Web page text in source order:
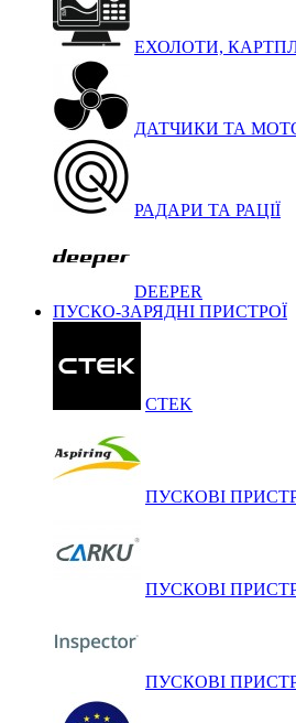
ЕХОЛОТИ,
ДАТЧИКИ ТА
РАДАРИ ТА РАЦІЇ
DEEPER
ПУСКО-ЗАРЯДНІ ПРИСТРОЇ
CTEK
ПУСКОВІ
ПУСКОВІ
ПУСКОВІ